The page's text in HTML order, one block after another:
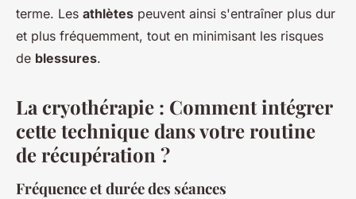
terme. Les athlètes peuvent ainsi s'entraîner plus dur
et plus fréquemment, tout en minimisant les risques
de blessures.
La cryothérapie : Comment intégrer
cette technique dans votre routine
de récupération ?
Fréquence et durée des séances